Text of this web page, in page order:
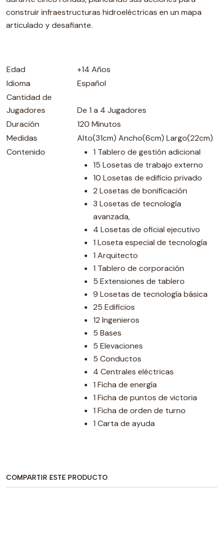
construir infraestructuras hidroeléctricas en un mapa
articulado y desafiante.
Edad
+14 Años
Idioma
Español
Cantidad de
Jugadores
De 1 a 4 Jugadores
Duración
120 Minutos
Medidas
Alto(31cm) Ancho(6cm) Largo(22cm)
Contenido
1 Tablero de gestión adicional
15 Losetas de trabajo externo
10 Losetas de edificio privado
2 Losetas de bonificación
3 Losetas de tecnología
avanzada,
4 Losetas de oficial ejecutivo
1 Loseta especial de tecnología
1 Arquitecto
1 Tablero de corporación
5 Extensiones de tablero
9 Losetas de tecnología básica
25 Edificios
12 Ingenieros
5 Bases
5 Elevaciones
5 Conductos
4 Centrales eléctricas
1 Ficha de energía
1 Ficha de puntos de victoria
1 Ficha de orden de turno
1 Carta de ayuda
COMPARTIR ESTE PRODUCTO